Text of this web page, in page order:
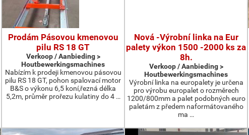
Prodám Pásovou kmenovou
pilu RS 18 GT
Verkoop / Aanbieding >
Houtbewerkingsmachines
Nabízím k prodeji kmenovou pásovou
pilu RS 18 GT, pohon spalovací motor
B&S o výkonu 6,5 koní,řezná délka
5,2m, průměr prořezu kulatiny do 4 …
Nová -Výrobní linka na Eur
palety výkon 1500 -2000 ks za
8h.
Verkoop / Aanbieding >
Houtbewerkingsmachines
Výrobní linka na europalety je určena
pro výrobu europalet o rozměrech
1200/800mm a palet podobných euro
paletám z předem naformátovaného
ma …